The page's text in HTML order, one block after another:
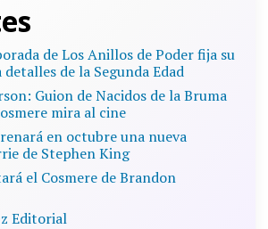
de Los Anillos de Poder fija su
de la Segunda Edad
Guion de Nacidos de la Bruma
mira al cine
en octubre una nueva
de Stephen King
el Cosmere de Brandon
Editorial